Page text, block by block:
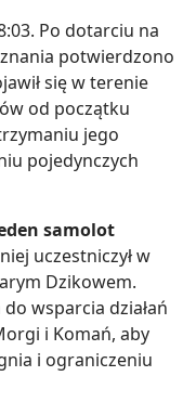
Po dotarciu na
potwierdzono
się w terenie
od początku
jego
pojedynczych
samolot
uczestniczył w
Dzikowem.
wsparcia działań
i Komań, aby
i ograniczeniu